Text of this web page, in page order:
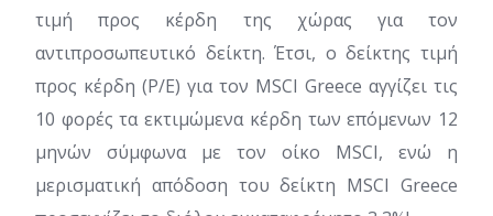
τιμή προς κέρδη της χώρας για τον
αντιπροσωπευτικό δείκτη. Έτσι, ο δείκτης τιμή
προς κέρδη (P/E) για τον MSCI Greece αγγίζει τις
10 φορές τα εκτιμώμενα κέρδη των επόμενων 12
μηνών σύμφωνα με τον οίκο MSCI, ενώ η
μερισματική απόδοση του δείκτη MSCI Greece